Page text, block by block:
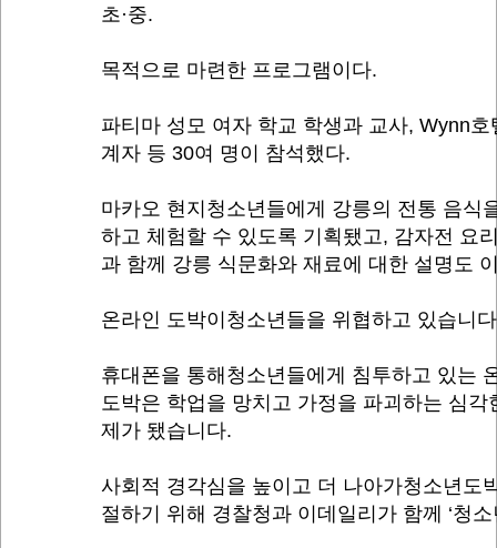
초·중.
목적으로 마련한 프로그램이다.
파티마 성모 여자 학교 학생과 교사, Wynn호
계자 등 30여 명이 참석했다.
마카오 현지청소년들에게 강릉의 전통 음식
하고 체험할 수 있도록 기획됐고, 감자전 요
과 함께 강릉 식문화와 재료에 대한 설명도
온라인 도박이청소년들을 위협하고 있습니
휴대폰을 통해청소년들에게 침투하고 있는
도박은 학업을 망치고 가정을 파괴하는 심각
제가 됐습니다.
사회적 경각심을 높이고 더 나아가청소년도
절하기 위해 경찰청과 이데일리가 함께 ‘청소